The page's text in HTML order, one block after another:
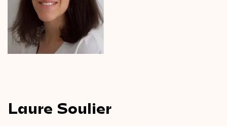
Neurosciences
Le
magazine
3,14
Vidéos
& Podcast
Laure Soulier